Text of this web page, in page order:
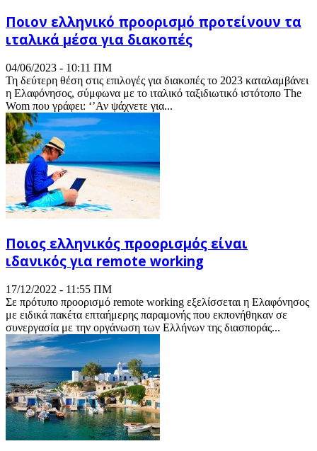
Ποιον ελληνικό προορισμό προτείνουν τα
ιταλικά μέσα για διακοπές
04/06/2023 - 10:11 ΠΜ
Τη δεύτερη θέση στις επιλογές για διακοπές το 2023 καταλαμβάνει
η Ελαφόνησος, σύμφωνα με το ιταλικό ταξιδιωτικό ιστότοπο The
Wom που γράφει: ‘’Αν ψάχνετε για...
Ποιος ελληνικός προορισμός είναι
ιδανικός για remote working
17/12/2022 - 11:55 ΠΜ
Σε πρότυπο προορισμό remote working εξελίσσεται η Ελαφόνησος
με ειδικά πακέτα επταήμερης παραμονής που εκπονήθηκαν σε
συνεργασία με την οργάνωση των Ελλήνων της διασποράς...